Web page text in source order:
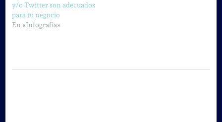
y/o Twitter son adecuados
para tu negocio
En «Infografia»